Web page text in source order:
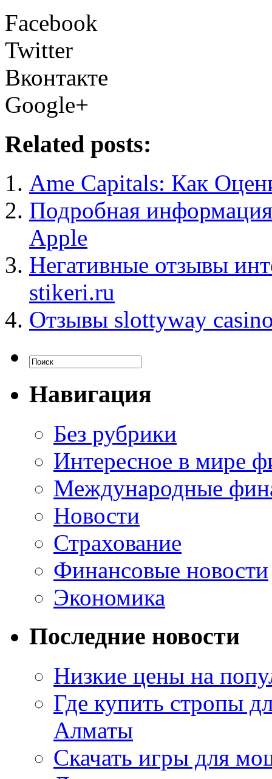
Facebook
Twitter
Вконтакте
Google+
Related posts:
Ame Capitals: Как
Подробная
Apple
Негативные отзывы
stikeri.ru
Отзывы slottyway
Навигация
Без рубрики
Интересное в мире
Международные
Новости
Страхование
Финансовые новости
Экономика
Последние новости
Низкие цены на
Где купить стропы
Алматы
Скачать игры для